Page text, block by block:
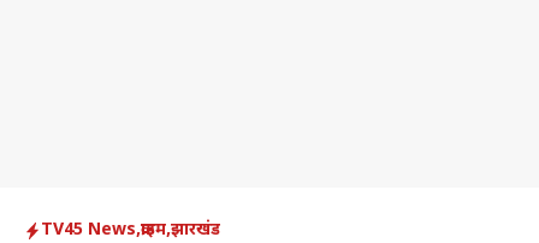
TV45 News,क्राइम,झारखंड